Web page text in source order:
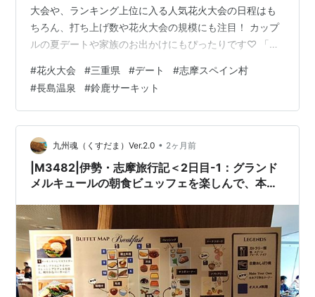
大会や、ランキング上位に入る人気花火大会の日程はも
ちろん、打ち上げ数や花火大会の規模にも注目！ カップ
ルの夏デートや家族のお出かけにもぴったりです♡ 「い
でわかるよう、一覧形式でまとめました♪今年の夏の思い
出づくりに、ぜひ早めにチェックしてみてくださいね！
2026年三重県の花火大会スケジュール一覧♡ ※時間や開
催日は予定のため、各公式サイトをご確認くださいね。
７月18日（土） ☆伊勢神宮奉納花火大会 19：20～ 伊勢
市 宮川沿い 7月2…
#花火大会 #三重県 #デート #志摩スペイン村
#長島温泉 #鈴鹿サーキット
九州魂（くすだま）Ver.2.0 • 2ヶ月前
|M3482|伊勢・志摩旅行記＜2日目-1：グランド
メルキュールの朝食ビュッフェを楽しんで、本日
リアが尋常じゃなくうまかった！＞